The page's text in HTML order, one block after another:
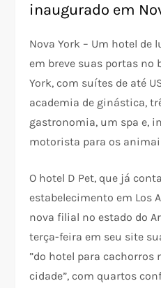
inaugurado em
Nova York – Um hotel de
em breve suas portas no
York, com suítes de até
academia de ginástica,
gastronomia, um spa e,
motorista para os
O hotel D Pet, que já
estabelecimento em Los
nova filial no estado do
terça-feira em seu site
”do hotel para cachorros
cidade”, com quartos